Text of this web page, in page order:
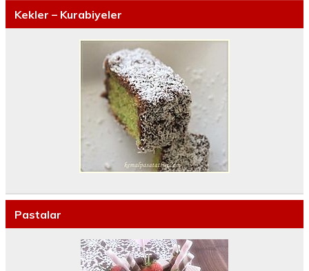
Kekler – Kurabiyeler
Pastalar